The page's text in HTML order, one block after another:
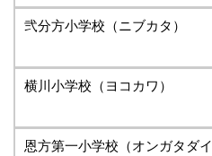
弐分方小学校（ニブカタ）
横川小学校（ヨコカワ）
恩方第一小学校（オンガタダイ